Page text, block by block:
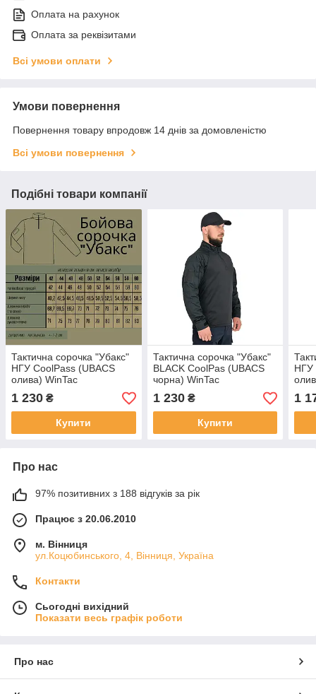
Оплата на рахунок
Оплата за реквізитами
Всі умови оплати
Умови повернення
Повернення товару впродовж 14 днів за домовленістю
Всі умови повернення
Подібні товари компанії
Тактична сорочка "Убакс"
НГУ CoolPass (UBACS
олива) WinTac
1 230 ₴
Купити
Тактична сорочка "Убакс"
BLACK CoolPas (UBACS
чорна) WinTac
1 230₴
Купити
НГУ
1
Про нас
97% позитивних з 188 відгуків за рік
Працює з 20.06.2010
м. Вінниця
ул.Коцюбинського, 4, Вінниця, Україна
Контакти
Сьогодні вихідний
Показати весь графік роботи
Про нас